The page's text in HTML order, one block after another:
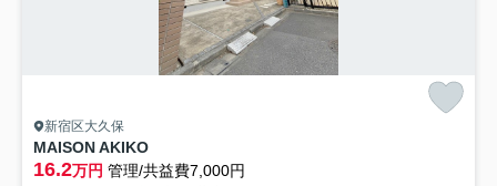
新宿区大久保
MAISON AKIKO
16.2万円 管理/共益費7,000円